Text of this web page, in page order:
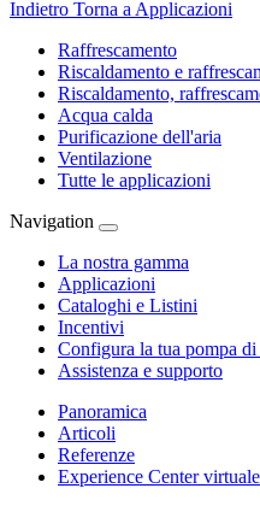
Indietro Torna a Applicazioni
Raffrescamento
Riscaldamento e
Riscaldamento,
Acqua calda
Purificazione dell'aria
Ventilazione
Tutte le applicazioni
Navigation
La nostra gamma
Applicazioni
Cataloghi e Listini
Incentivi
Configura la tua pompa di
Assistenza e supporto
Panoramica
Articoli
Referenze
Experience Center virtuale